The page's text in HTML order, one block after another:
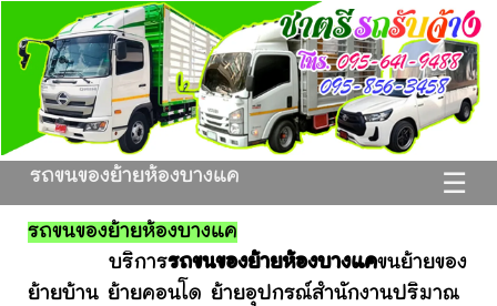
☰
รถขนของย้ายห้องบางแค
รถขนของย้ายห้องบางแค
บริการรถขนของย้ายห้องบางแคขนย้ายของ
ย้ายบ้าน ย้ายคอนโด ย้ายอุปกรณ์สำนักงานปริมาณ